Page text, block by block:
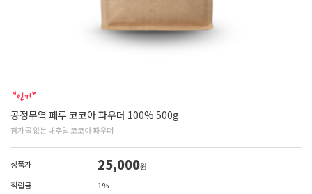
공정무역 페루 코코아 파우더 100% 500g
첨가물 없는 내추럴 코코아 파우더
상품가 25,000원
적립금
1%